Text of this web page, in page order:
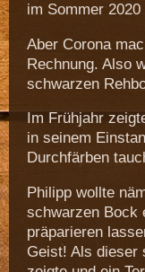
im Sommer
Aber Corona
Rechnung. Also
schwarzen
Im Frühjahr
in seinem
Durchfärben
Philipp wollte
schwarzen Bock
präparieren
Geist! Als dieser